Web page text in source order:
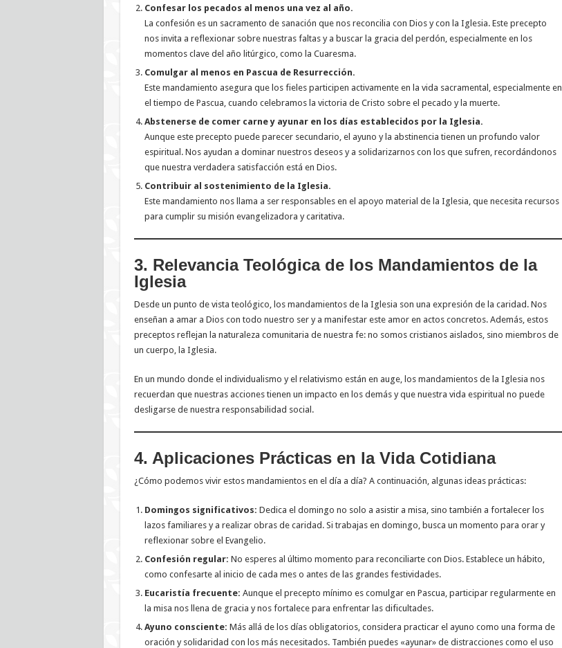
Confesar los pecados al menos una vez al año.
La confesión es un sacramento de sanación que nos reconcilia con Dios y con la Iglesia. Este precepto
nos invita a reflexionar sobre nuestras faltas y a buscar la gracia del perdón, especialmente en los
momentos clave del año litúrgico, como la Cuaresma.
Comulgar al menos en Pascua de Resurrección.
Este mandamiento asegura que los fieles participen activamente en la vida sacramental, especialmente en
el tiempo de Pascua, cuando celebramos la victoria de Cristo sobre el pecado y la muerte.
Abstenerse de comer carne y ayunar en los días establecidos por la Iglesia.
Aunque este precepto puede parecer secundario, el ayuno y la abstinencia tienen un profundo valor
espiritual. Nos ayudan a dominar nuestros deseos y a solidarizarnos con los que sufren, recordándonos
que nuestra verdadera satisfacción está en Dios.
Contribuir al sostenimiento de la Iglesia.
Este mandamiento nos llama a ser responsables en el apoyo material de la Iglesia, que necesita recursos
para cumplir su misión evangelizadora y caritativa.
3. Relevancia Teológica de los Mandamientos de la
Iglesia
Desde un punto de vista teológico, los mandamientos de la Iglesia son una expresión de la caridad. Nos
enseñan a amar a Dios con todo nuestro ser y a manifestar este amor en actos concretos. Además, estos
preceptos reflejan la naturaleza comunitaria de nuestra fe: no somos cristianos aislados, sino miembros de
un cuerpo, la Iglesia.
En un mundo donde el individualismo y el relativismo están en auge, los mandamientos de la Iglesia nos
recuerdan que nuestras acciones tienen un impacto en los demás y que nuestra vida espiritual no puede
desligarse de nuestra responsabilidad social.
4. Aplicaciones Prácticas en la Vida Cotidiana
¿Cómo podemos vivir estos mandamientos en el día a día? A continuación, algunas ideas prácticas:
Domingos significativos: Dedica el domingo no solo a asistir a misa, sino también a fortalecer los
lazos familiares y a realizar obras de caridad. Si trabajas en domingo, busca un momento para orar y
reflexionar sobre el Evangelio.
Confesión regular: No esperes al último momento para reconciliarte con Dios. Establece un hábito,
como confesarte al inicio de cada mes o antes de las grandes festividades.
Eucaristía frecuente: Aunque el precepto mínimo es comulgar en Pascua, participar regularmente en
la misa nos llena de gracia y nos fortalece para enfrentar las dificultades.
Ayuno consciente: Más allá de los días obligatorios, considera practicar el ayuno como una forma de
oración y solidaridad con los más necesitados. También puedes «ayunar» de distracciones como el uso